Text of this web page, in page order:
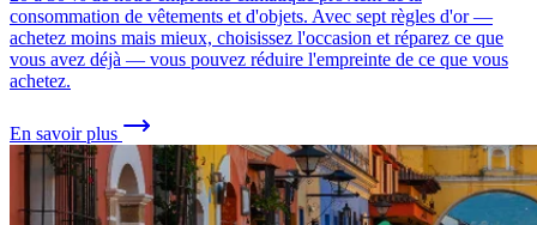
consommation de vêtements et d'objets. Avec sept règles d'or —
achetez moins mais mieux, choisissez l'occasion et réparez ce que
vous avez déjà — vous pouvez réduire l'empreinte de ce que vous
achetez.
En savoir plus